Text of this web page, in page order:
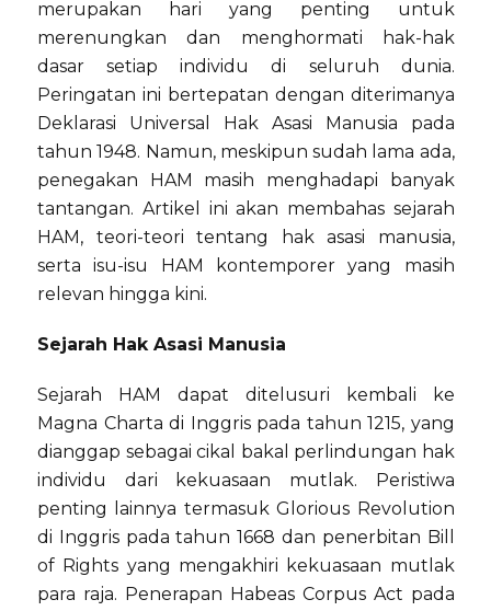
merupakan hari yang penting untuk
merenungkan dan menghormati hak-hak
dasar setiap individu di seluruh dunia.
Peringatan ini bertepatan dengan diterimanya
Deklarasi Universal Hak Asasi Manusia pada
tahun 1948. Namun, meskipun sudah lama ada,
penegakan HAM masih menghadapi banyak
tantangan. Artikel ini akan membahas sejarah
HAM, teori-teori tentang hak asasi manusia,
serta isu-isu HAM kontemporer yang masih
relevan hingga kini.
Sejarah Hak Asasi Manusia
Sejarah HAM dapat ditelusuri kembali ke
Magna Charta di Inggris pada tahun 1215, yang
dianggap sebagai cikal bakal perlindungan hak
individu dari kekuasaan mutlak. Peristiwa
penting lainnya termasuk Glorious Revolution
di Inggris pada tahun 1668 dan penerbitan Bill
of Rights yang mengakhiri kekuasaan mutlak
para raja. Penerapan Habeas Corpus Act pada